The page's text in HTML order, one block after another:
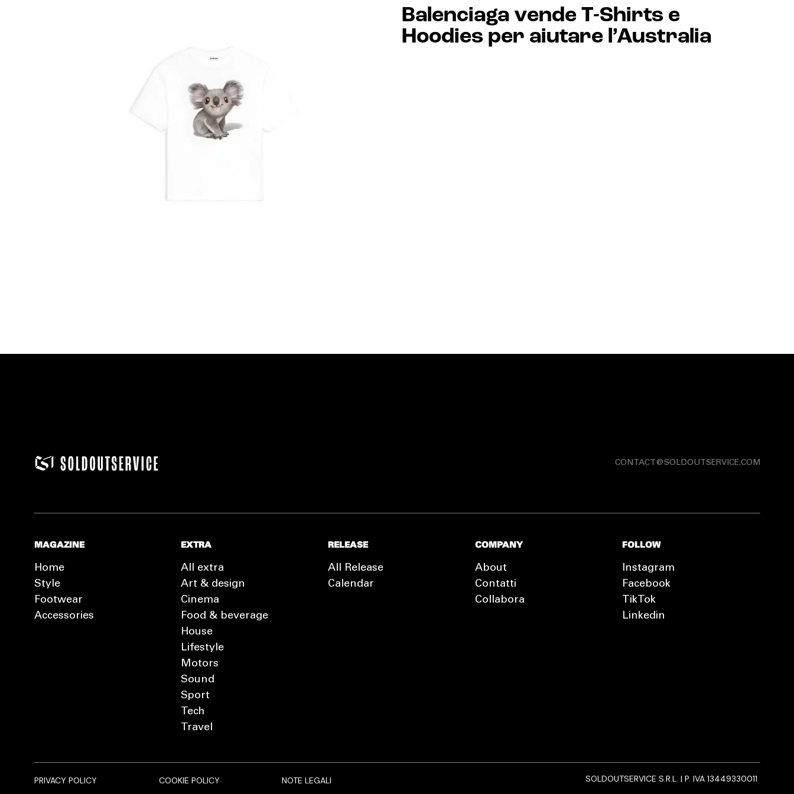
Balenciaga vende T-Shirts e
Hoodies per aiutare l’Australia
CONTACT@SOLDOUTSERVICE.COM
MAGAZINE
Home
Style
Footwear
Accessories
EXTRA
All extra
Art & design
Cinema
Food & beverage
House
Lifestyle
Motors
Sound
Sport
Tech
Travel
RELEASE
All Release
Calendar
COMPANY
About
Contatti
Collabora
FOLLOW
Instagram
Facebook
TikTok
Linkedin
PRIVACY POLICY COOKIE POLICY NOTE LEGALI SOLDOUTSERVICE S.R.L. | P. IVA 13449330011